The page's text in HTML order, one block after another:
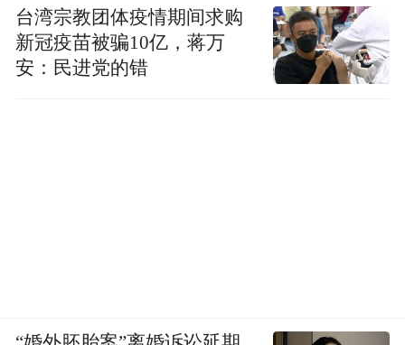
台湾宗教团体疫情期间求购
新冠疫苗被骗10亿，蒋万
安：民进党的错